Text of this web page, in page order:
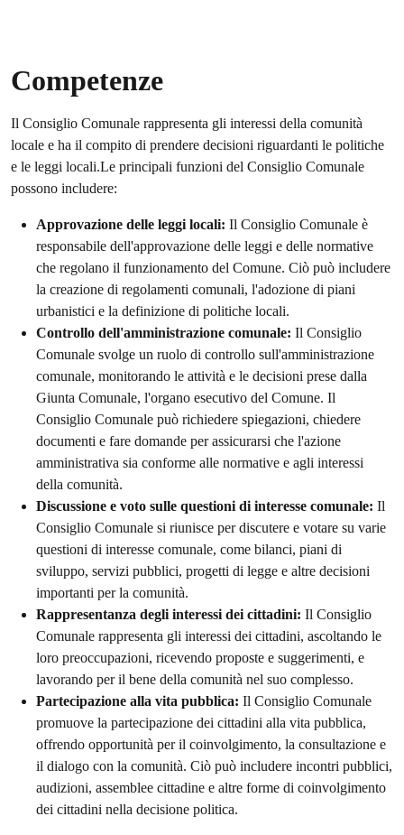
Competenze
Il Consiglio Comunale rappresenta gli interessi della comunità
locale e ha il compito di prendere decisioni riguardanti le politiche
e le leggi locali.Le principali funzioni del Consiglio Comunale
possono includere:
Approvazione delle leggi locali: Il Consiglio Comunale è
responsabile dell'approvazione delle leggi e delle normative
che regolano il funzionamento del Comune. Ciò può includere
la creazione di regolamenti comunali, l'adozione di piani
urbanistici e la definizione di politiche locali.
Controllo dell'amministrazione comunale: Il Consiglio
Comunale svolge un ruolo di controllo sull'amministrazione
comunale, monitorando le attività e le decisioni prese dalla
Giunta Comunale, l'organo esecutivo del Comune. Il
Consiglio Comunale può richiedere spiegazioni, chiedere
documenti e fare domande per assicurarsi che l'azione
amministrativa sia conforme alle normative e agli interessi
della comunità.
Discussione e voto sulle questioni di interesse comunale: Il
Consiglio Comunale si riunisce per discutere e votare su varie
questioni di interesse comunale, come bilanci, piani di
sviluppo, servizi pubblici, progetti di legge e altre decisioni
importanti per la comunità.
Rappresentanza degli interessi dei cittadini: Il Consiglio
Comunale rappresenta gli interessi dei cittadini, ascoltando le
loro preoccupazioni, ricevendo proposte e suggerimenti, e
lavorando per il bene della comunità nel suo complesso.
Partecipazione alla vita pubblica: Il Consiglio Comunale
promuove la partecipazione dei cittadini alla vita pubblica,
offrendo opportunità per il coinvolgimento, la consultazione e
il dialogo con la comunità. Ciò può includere incontri pubblici,
audizioni, assemblee cittadine e altre forme di coinvolgimento
dei cittadini nella decisione politica.